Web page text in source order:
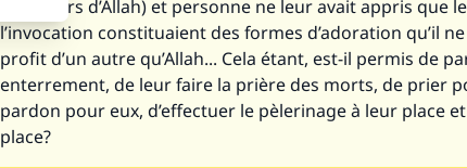
en dehors d’Allah) et personne ne leur avait appris que
l’invocation constituaient des formes d’adoration qu’il
profit d’un autre qu’Allah... Cela étant, est-il permis de
enterrement, de leur faire la prière des morts, de prier
pardon pour eux, d’effectuer le pèlerinage à leur place
place?